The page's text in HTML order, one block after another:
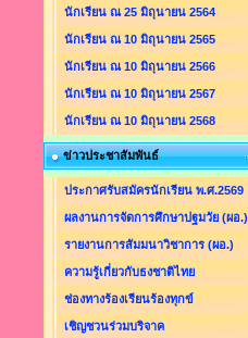
นักเรียน ณ 25 มิถุนายน 2564
นักเรียน ณ 10 มิถุนายน 2565
นักเรียน ณ 10 มิถุนายน 2566
นักเรียน ณ 10 มิถุนายน 2567
นักเรียน ณ 10 มิถุนายน 2568
ข่าวประชาสัมพันธ์
ประกาศรับสมัครนักเรียน พ.ศ.2569
ผลงานการจัดการศึกษาปฐมวัย (ผอ.)
รายงานการสัมมนาวิชาการ (ผอ.)
ความรู้เกี่ยวกับธงชาติไทย
ช่องทางร้องเรียนร้องทุกข์
เชิญชวนร่วมบริจาค